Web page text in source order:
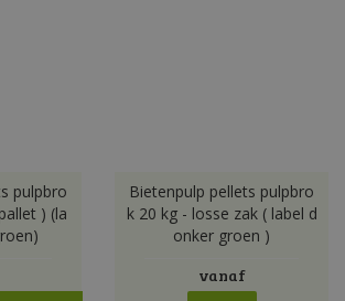
pulpbro
) (la
Bietenpulp pellets pulpbro
k 20 kg - losse zak ( label d
onker groen )
vanaf